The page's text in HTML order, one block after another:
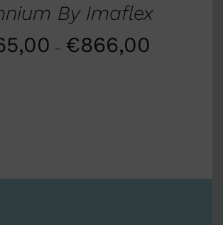
By Imaflex
– €866,00